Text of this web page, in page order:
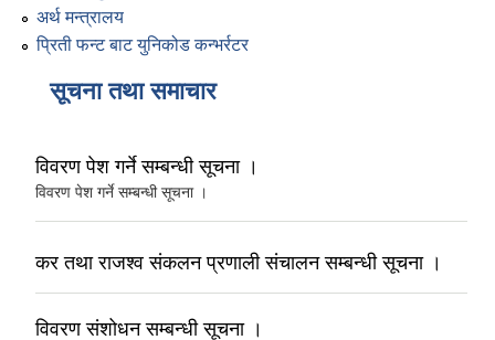
अर्थ मन्त्रालय
प्रिती फन्ट बाट युनिकोड कन्भर्रटर
सूचना तथा समाचार
विवरण पेश गर्ने सम्बन्धी सूचना ।
विवरण पेश गर्ने सम्बन्धी सूचना ।
कर तथा राजश्व संकलन प्रणाली संचालन सम्बन्धी सूचना ।
विवरण संशोधन सम्बन्धी सूचना ।